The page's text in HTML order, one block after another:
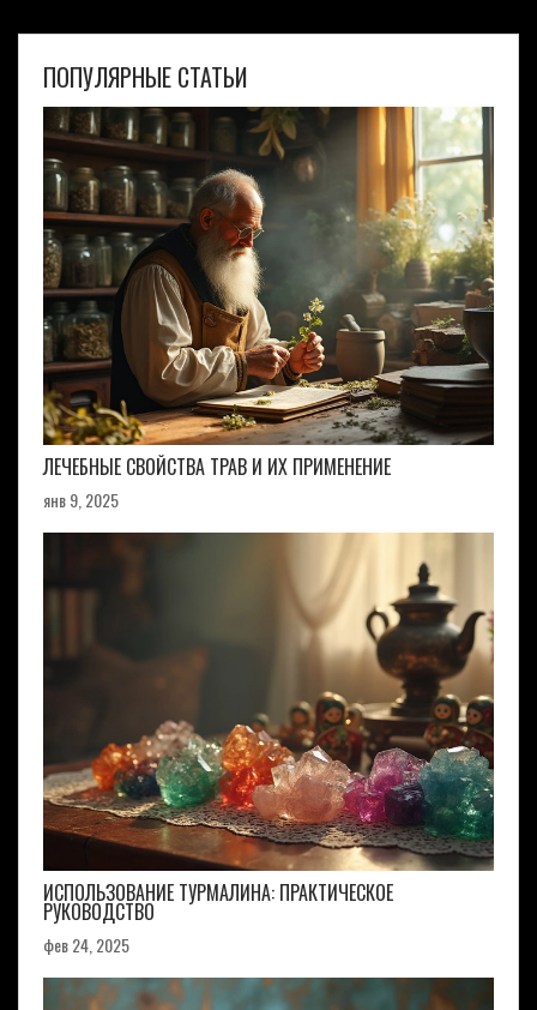
ПОПУЛЯРНЫЕ СТАТЬИ
ЛЕЧЕБНЫЕ СВОЙСТВА ТРАВ И ИХ ПРИМЕНЕНИЕ
янв 9, 2025
ИСПОЛЬЗОВАНИЕ ТУРМАЛИНА: ПРАКТИЧЕСКОЕ
РУКОВОДСТВО
фев 24, 2025